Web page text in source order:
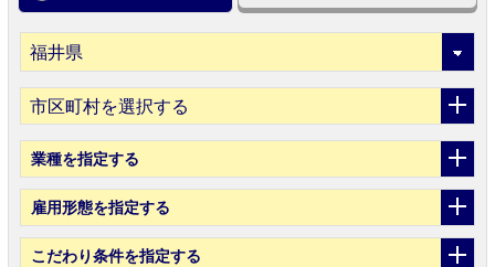
市区町村を選択する
業種を指定する
雇用形態を指定する
こだわり条件を指定する